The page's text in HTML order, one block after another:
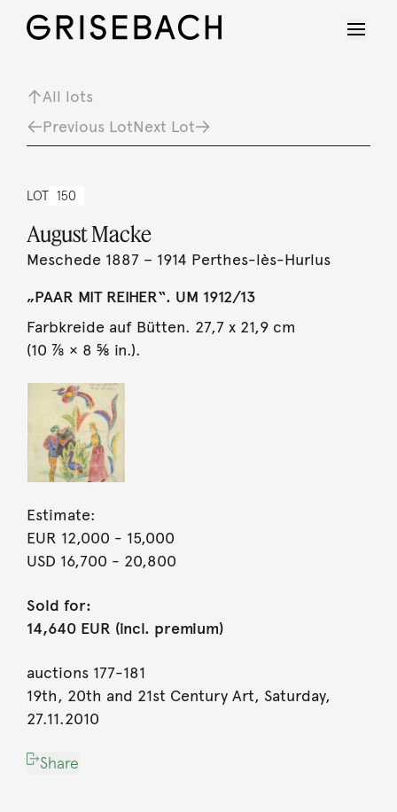
All lots
Previous LotNext Lot
LOT 150
August Macke
Meschede 1887 – 1914 Perthes-lès-Hurlus
„PAAR MIT REIHER“. UM 1912/13
Farbkreide auf Bütten. 27,7 x 21,9 cm
(10 ⅞ × 8 ⅝ in.).
Estimate:
EUR 12,000 - 15,000
USD 16,700 - 20,800
Sold for:
14,640 EUR (incl. premium)
auctions 177-181
19th, 20th and 21st Century Art, Saturday,
27.11.2010
Share